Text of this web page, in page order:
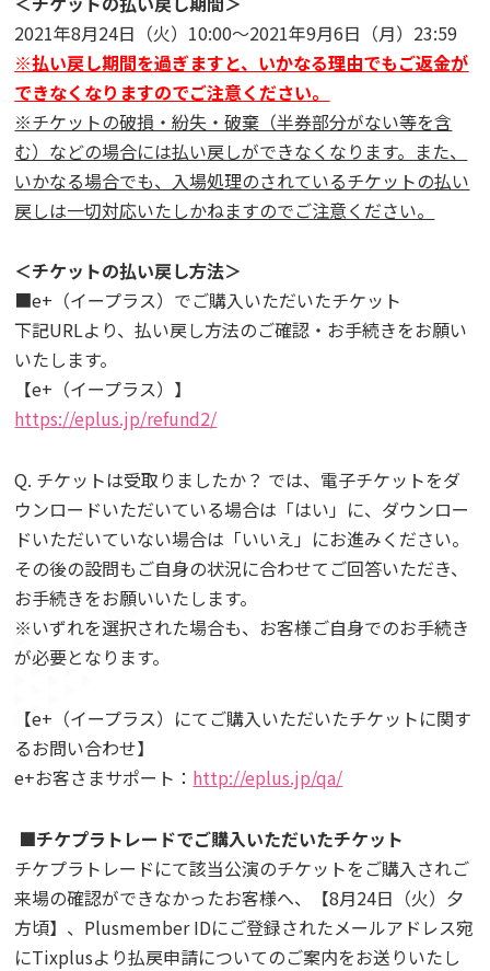
2021年8月24日（火）10:00～2021年9月6日（月）23:59
※払い戻し期間を過ぎますと、いかなる理由でもご返金が
できなくなりますのでご注意ください。
※チケットの破損・紛失・破棄（半券部分がない等を含
む）などの場合には払い戻しができなくなります。また、
いかなる場合でも、入場処理のされているチケットの払い
戻しは一切対応いたしかねますのでご注意ください。
＜チケットの払い戻し方法＞
■e+（イープラス）でご購入いただいたチケット
下記URLより、払い戻し方法のご確認・お手続きをお願い
いたします。
【e+（イープラス）】
https://eplus.jp/refund2/
Q. チケットは受取りましたか？ では、電子チケットをダ
ウンロードいただいている場合は「はい」に、ダウンロー
ドいただいていない場合は「いいえ」にお進みください。
その後の設問もご自身の状況に合わせてご回答いただき、
お手続きをお願いいたします。
※いずれを選択された場合も、お客様ご自身でのお手続き
が必要となります。
【e+（イープラス）にてご購入いただいたチケットに関す
るお問い合わせ】
e+お客さまサポート： http://eplus.jp/qa/
■チケプラトレードでご購入いただいたチケット
チケプラトレードにて該当公演のチケットをご購入されご
来場の確認ができなかったお客様へ、【8月24日（火）夕
方頃】、Plusmember IDにご登録されたメールアドレス宛
にTixplusより払戻申請についてのご案内をお送りいたし